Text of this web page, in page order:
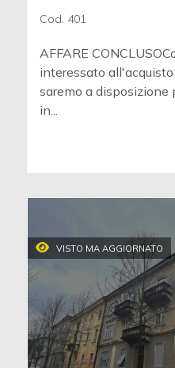
Cod. 401
AFFARE
interessato
saremo a disposizione
in...
VISTO MA AGGIORNATO